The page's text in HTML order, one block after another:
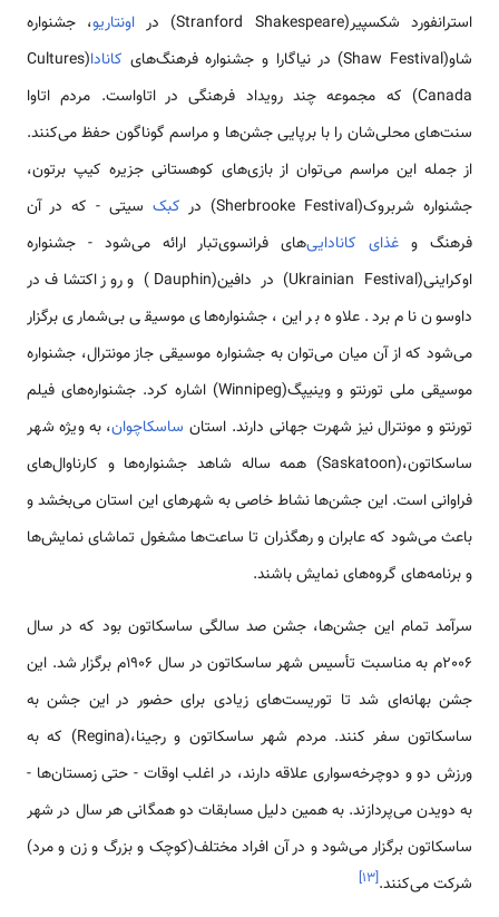
استرانفورد شکسپیر(Stranford Shakespeare) در
اونتاریو، ‌جشنواره
شاو(Shaw Festival) در نیاگارا و جشنواره فرهنگ‌های
کانادا (Cultures
Canada) که مجموعه چند رویداد فرهنگی در اتاواست. مردم اتاوا
سنت‌های محلی‌شان را با برپایی جشن‌ها و مراسم گوناگون حفظ می‌کنند.‌
از جمله این مراسم می‌توان از بازی‌های کوهستانی جزیره کیپ برتون،
‌جشنواره شربروک(Sherbrooke Festival) در
کبک سیتی - که در آن
فرهنگ و غذای کانادایی‌های فرانسوی‌تبار ارائه می‌شود - ‌جشنواره
اوکراینی(Ukrainian Festival) در دافین(Dauphin) و روز اکتشاف در
داوسون نام برد. علاوه بر این‌، جشنواره‌های موسیقی بی‌شماری برگزار
می‌شود که از آن میان می‌توان به جشنواره موسیقی جاز مونترال،‌ جشنواره
موسیقی ملی تورنتو و وینیپگ(Winnipeg) اشاره کرد. جشنواره‌های فیلم
تورنتو و مونترال نیز شهرت جهانی دارند. استان ساسکاچوان، به ویژه شهر
ساسکاتون،(Saskatoon) همه ساله شاهد جشنواره‌ها و کارناوال‌های
فراوانی است. این جشن‌ها نشاط خاصی به شهرهای این استان می‌بخشد و
باعث می‌شود که عابران و رهگذران تا ساعت‌ها مشغول تماشای نمایش‌ها
و برنامه‌های گروه‌های نمایش باشند.
سرآمد تمام این جشن‌ها، جشن صد سالگی ساسکاتون بود که در سال
2006م به مناسبت تأسیس شهر ساسکاتون در سال 1906م برگزار شد. این
جشن بهانه‌ای شد تا توریست‌های زیادی برای حضور در این جشن به
ساسکاتون سفر کنند. مردم شهر ساسکاتون و رجینا،(Regina) که به
ورزش دو و دوچرخه‌سواری علاقه دارند، در اغلب اوقات - حتی زمستان‌ها -
به دویدن می‌پردازند. به همین دلیل مسابقات دو همگانی هر سال در شهر
ساسکاتون برگزار می‌شود و در آن افراد مختلف(کوچک و بزرگ و زن و مرد)
شرکت می‌کنند.[۱۳]